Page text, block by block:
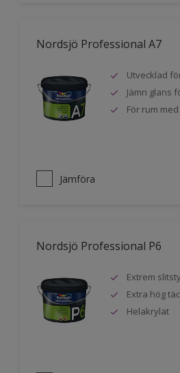
Nordsjö Professional A7
Utvecklad
Jämn glans
För rum
Jämföra
Nordsjö Professional P6
Extrem
Extra hög
Helakrylat